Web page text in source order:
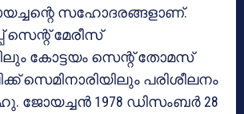
സഹോദരങ്ങളാണ്.
മേരീസ്
കോട്ടയം സെന്റ് തോമസ്
സെമിനാരിയിലും പരിശീലനം
ജോയച്ചന്‍ 1978 ഡിസംബര്‍ 28